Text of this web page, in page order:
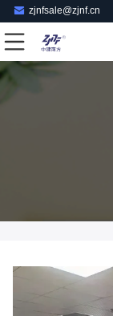
zjnfsale@zjnf.cn